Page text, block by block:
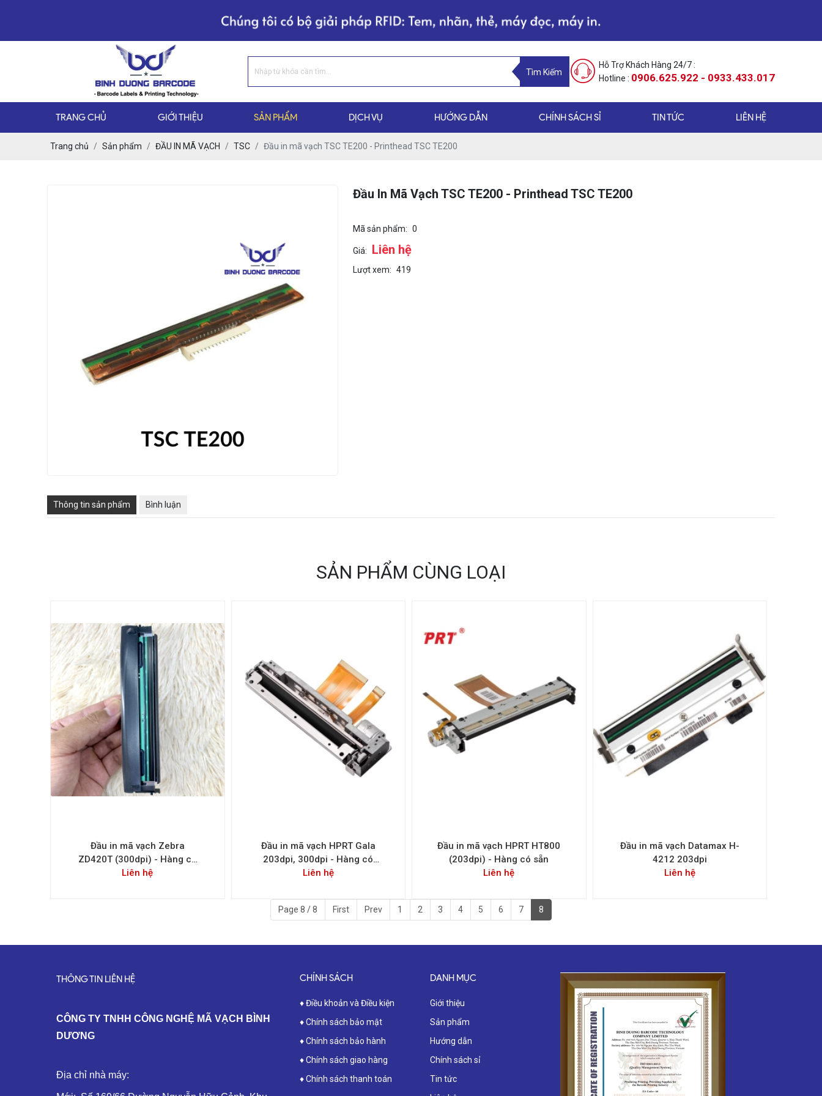
Tìm Kiếm
Hỗ Trợ Khách Hàng 24/7 :
Hotline : 0906.625.922 - 0933.433.017
TRANG CHỦ GIỚI THIỆU SẢN PHẨM DỊCH VỤ HƯỚNG DẪN CHÍNH SÁCH SỈ TIN TỨC LIÊN HỆ
Trang chủ Sản phẩm ĐẦU IN MÃ VẠCH TSC Đầu in mã vạch TSC TE200 - Printhead TSC TE200
Đầu In Mã Vạch TSC TE200 - Printhead TSC TE200
Mã sản phẩm: 0
Giá: Liên hệ
Lượt xem: 419
Thông tin sản phẩm Bình luận
SẢN PHẨM CÙNG LOẠI
Đầu in mã vạch Zebra
ZD420T (300dpi) - Hàng có
sẵn
Liên hệ
Đầu in mã vạch HPRT Gala
203dpi, 300dpi - Hàng có
sẵn
Liên hệ
Đầu in mã vạch HPRT HT800
(203dpi) - Hàng có sẵn
Liên hệ
Đầu in mã vạch Datamax H-
4212 203dpi
Liên hệ
Page 8 / 8 First Prev 1 2 3 4 5 6 7 8
THÔNG TIN LIÊN HỆ
CÔNG TY TNHH CÔNG NGHỆ MÃ VẠCH BÌNH
DƯƠNG
Địa chỉ nhà máy:
CHÍNH SÁCH
♦ Điều khoản và Điều kiện
♦ Chính sách bảo mật
♦ Chính sách bảo hành
♦ Chính sách giao hàng
♦ Chính sách thanh toán
DANH MỤC
Giới thiệu
Sản phẩm
Hướng dẫn
Chính sách sỉ
Tin tức